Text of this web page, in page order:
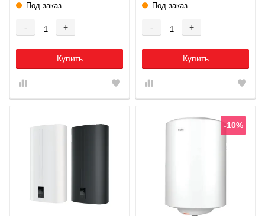
Под заказ
- +
Купить
Под заказ
- +
Купить
-10%